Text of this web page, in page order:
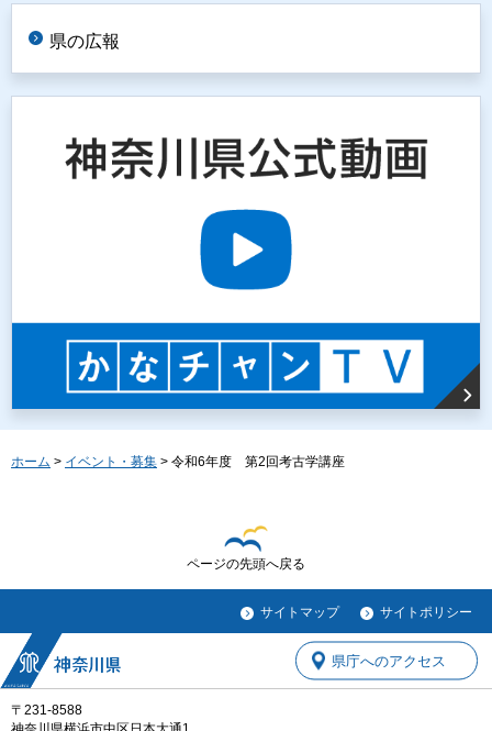
県の広報
ホーム > イベント・募集 > 令和6年度 第2回考古学講座
ページの先頭へ戻る
サイトマップ サイトポリシー
〒231-8588
県庁へのアクセス